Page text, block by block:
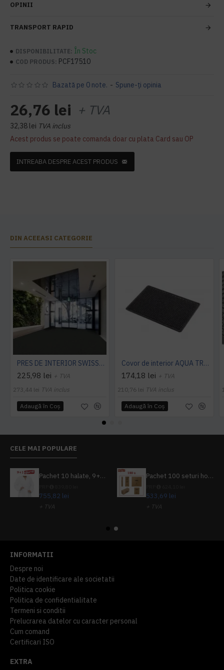
OPINII
TRANSPORT RAPID
DISPONIBILITATE: În Stoc
COD PRODUS: PCF17510
Bazată pe 0 note. - Spune-ţi opinia
26,76 lei + TVA
32,38 lei TVA inclus
Acest produs se poate comanda doar cu plata Card sau OP
INTREABA DESPRE ACEST PRODUS
DIN ACEEASI CATEGORIE
PRES DE INTERIOR SWISSLON CLASSIC, NOTRAX
225,98 lei + TVA
273,44 lei TVA inclus
Adaugă în Coş
Covor de interior AQUA TRAP
174,18 lei + TVA
210,76 lei TVA inclus
Adaugă în Coş
CELE MAI POPULARE
Pachet 10 halate, 9+1 gratuit
755,82 lei
+ TVA
Pachet 100 seturi hoteliere, set dentar, set barbierit, casca de dus, pila unghii, set cusut
533,69 lei
+ TVA
INFORMATII
Despre noi
Date de identificare ale societatii
Politica cookie
Politica de confidentialitate
Termeni si conditii
Prelucrarea datelor cu caracter personal
Cum comand
Certificari ISO
EXTRA